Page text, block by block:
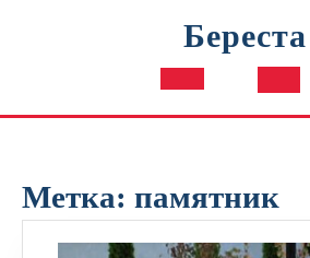
Береста
Кнопка
Метка: памятник